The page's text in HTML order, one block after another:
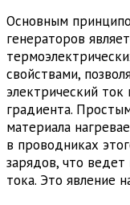
Основным
генераторов
свойствами,
электрический
градиента.
материала
в проводниках
зарядов, что
тока. Это явление